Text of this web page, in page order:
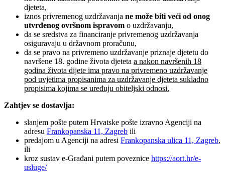
djeteta,
iznos privremenog uzdržavanja ne može biti veći od onog
utvrđenog ovršnom ispravom o uzdržavanju,
da se sredstva za financiranje privremenog uzdržavanja
osiguravaju u državnom proračunu,
da se pravo na privremeno uzdržavanje priznaje djetetu do
navršene 18. godine života djeteta a nakon navršenih 18
godina života dijete ima pravo na privremeno uzdržavanje
pod uvjetima propisanima za uzdržavanje djeteta sukladno
propisima kojima se uređuju obiteljski odnosi.
Zahtjev se dostavlja:
slanjem pošte putem Hrvatske pošte izravno Agenciji na
adresu Frankopanska 11, Zagreb ili
predajom u Agenciji na adresi Frankopanska ulica 11, Zagreb,
ili
kroz sustav e-Građani putem poveznice https://aort.hr/e-
usluge/